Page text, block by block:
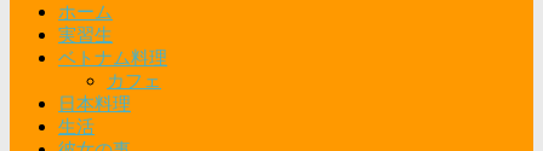
ホーム
実習生
ベトナム料理
カフェ
日本料理
生活